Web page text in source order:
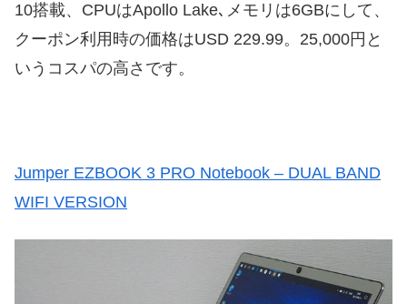
10搭載、CPUはApollo Lake､メモリは6GBにして、
クーポン利用時の価格はUSD 229.99。25,000円と
いうコスパの高さです。
Jumper EZBOOK 3 PRO Notebook – DUAL BAND
WIFI VERSION